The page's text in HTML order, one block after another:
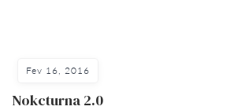
Fev 16, 2016
Nokcturna 2.0